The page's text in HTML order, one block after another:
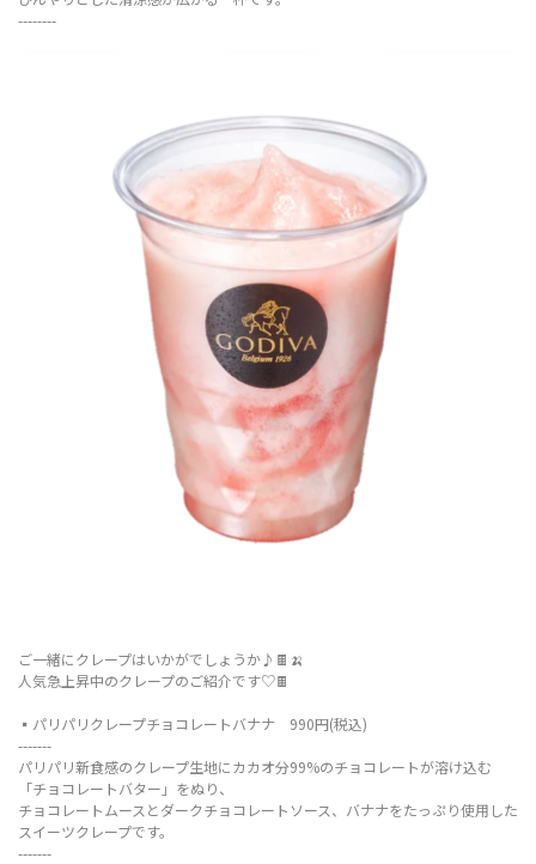
--------
ご一緒にクレープはいかがでしょうか♪🍫🍌
人気急上昇中のクレープのご紹介です♡🍫
▪️パリパリクレープチョコレートバナナ 990円(税込)
-------
パリパリ新食感のクレープ生地にカカオ分99%のチョコレートが溶け込む
「チョコレートバター」をぬり、
チョコレートムースとダークチョコレートソース、バナナをたっぷり使用した
スイーツクレープです。
-------